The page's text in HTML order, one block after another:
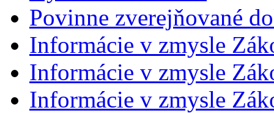
Povinne zverejňované
Informácie v zmysle
Informácie v zmysle
Informácie v zmysle